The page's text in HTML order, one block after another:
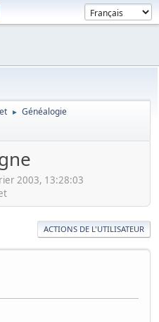
► Généalogie
2003, 13:28:03
ACTIONS DE L'UTILISATEUR